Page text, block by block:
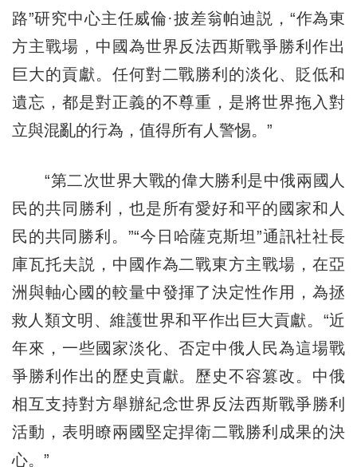
路”研究中心主任威倫·披差翁帕迪説，“作為東
方主戰場，中國為世界反法西斯戰爭勝利作出
巨大的貢獻。任何對二戰勝利的淡化、貶低和
遺忘，都是對正義的不尊重，是將世界拖入對
立與混亂的行為，值得所有人警惕。”
“第二次世界大戰的偉大勝利是中俄兩國人
民的共同勝利，也是所有愛好和平的國家和人
民的共同勝利。”“今日哈薩克斯坦”通訊社社長
庫瓦托夫説，中國作為二戰東方主戰場，在亞
洲與軸心國的較量中發揮了決定性作用，為拯
救人類文明、維護世界和平作出巨大貢獻。“近
年來，一些國家淡化、否定中俄人民為這場戰
爭勝利作出的歷史貢獻。歷史不容篡改。中俄
相互支持對方舉辦紀念世界反法西斯戰爭勝利
活動，表明瞭兩國堅定捍衛二戰勝利成果的決
心。”